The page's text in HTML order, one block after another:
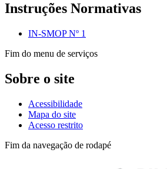
Instruções Normativas
IN-SMOP Nº 1
Fim do menu de serviços
Sobre o site
Acessibilidade
Mapa do site
Acesso restrito
Fim da navegação de rodapé